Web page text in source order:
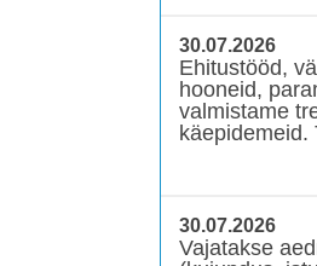
30.07.2026
Ehitustööd,
hooneid,
valmistame
käepidemeid.
30.07.2026
Vajatakse